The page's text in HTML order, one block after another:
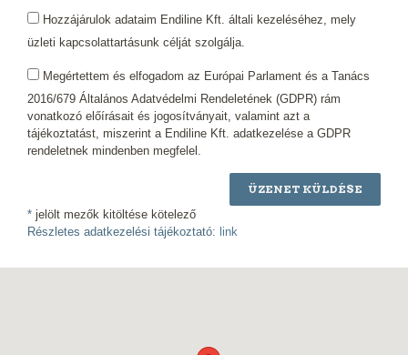
Hozzájárulok adataim Endiline Kft. általi kezeléséhez, mely
üzleti kapcsolattartásunk célját szolgálja.
Megértettem és elfogadom az Európai Parlament és a Tanács
2016/679 Általános Adatvédelmi Rendeletének (GDPR) rám
vonatkozó előírásait és jogosítványait, valamint azt a
tájékoztatást, miszerint a Endiline Kft. adatkezelése a GDPR
rendeletnek mindenben megfelel.
ÜZENET KÜLDÉSE
* jelölt mezők kitöltése kötelező
Részletes adatkezelési tájékoztató: link